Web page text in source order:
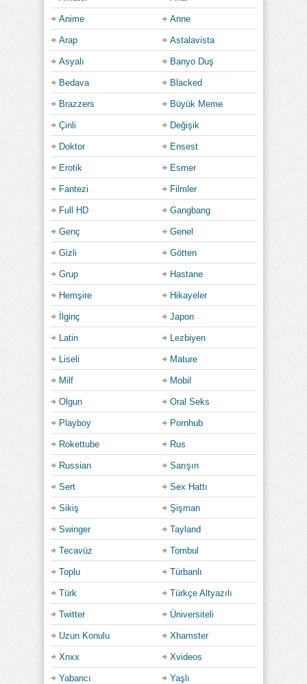
Anime Anne
Arap Astalavista
Asyalı Banyo Duş
Bedava Blacked
Brazzers Büyük Meme
Çinli Değişik
Doktor Ensest
Erotik Esmer
Fantezi Filmler
Full HD Gangbang
Genç Genel
Gizli Götten
Grup Hastane
Hemşire Hikayeler
İlginç Japon
Latin Lezbiyen
Liseli Mature
Milf Mobil
Olgun Oral Seks
Playboy Pornhub
Rokettube Rus
Russian Sarışın
Sert Sex Hattı
Sikiş Şişman
Swinger Tayland
Tecavüz Tombul
Toplu Türbanlı
Türk Türkçe Altyazılı
Twitter Üniversiteli
Uzun Konulu Xhamster
Xnxx Xvideos
Yabancı Yaşlı